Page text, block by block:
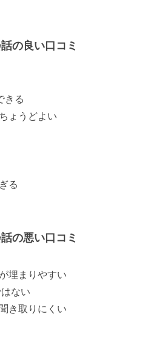
の良い口コミ
きる
ょうどよい
る
の悪い口コミ
埋まりやすい
ない
き取りにくい